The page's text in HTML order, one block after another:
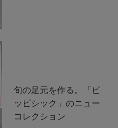
旬の足元を作る。「ピ
ッピシック」のニュー
コレクション